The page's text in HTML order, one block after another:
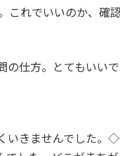
これでいいのか、確
仕方。とてもいいで
いきませんでした。